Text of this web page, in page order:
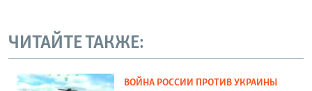
ЧИТАЙТЕ ТАКЖЕ:
ВОЙНА РОССИИ ПРОТИВ УКРАИНЫ